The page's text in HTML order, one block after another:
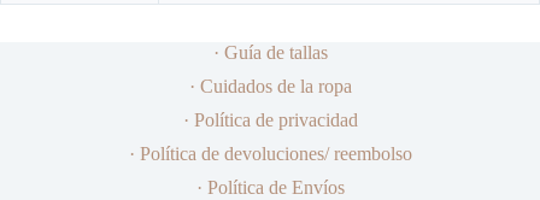
· Guía de tallas
· Cuidados de la ropa
· Política de privacidad
· Política de devoluciones/ reembolso
· Política de Envíos